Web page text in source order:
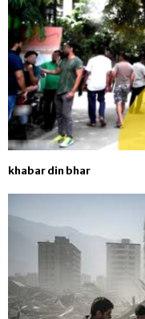
khabar din bhar